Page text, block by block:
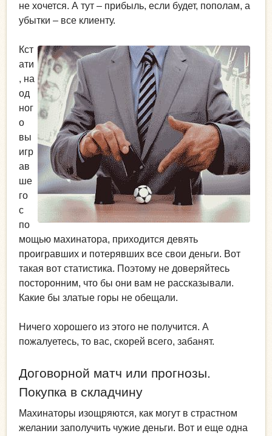
не хочется. А тут – прибыль, если будет, пополам, а
убытки – все клиенту.
Кст
ати
, на
од
ног
о
вы
игр
ав
ше
го
с
по
мощью махинатора, приходится девять
проигравших и потерявших все свои деньги. Вот
такая вот статистика. Поэтому не доверяйтесь
посторонним, что бы они вам не рассказывали.
Какие бы златые горы не обещали.
Ничего хорошего из этого не получится. А
пожалуетесь, то вас, скорей всего, забанят.
Договорной матч или прогнозы.
Покупка в складчину
Махинаторы изощряются, как могут в страстном
желании заполучить чужие деньги. Вот и еще одна